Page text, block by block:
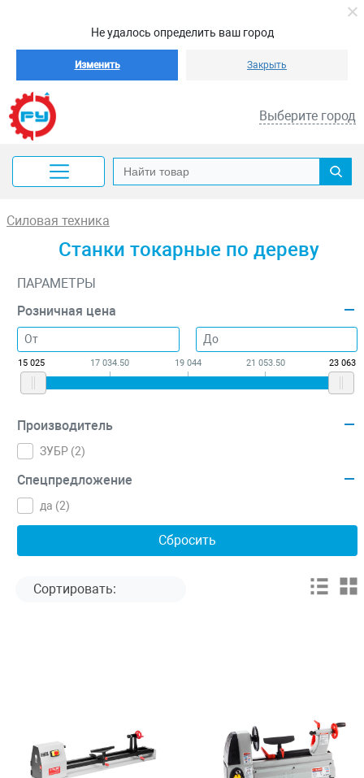
Не удалось определить ваш город
Изменить Закрыть
Выберите город
Силовая техника
Станки токарные по дереву
ПАРАМЕТРЫ
Розничная цена
15 025 17 034.50 19 044 21 053.50 23 063
Производитель
ЗУБР (2)
Спецпредложение
да (2)